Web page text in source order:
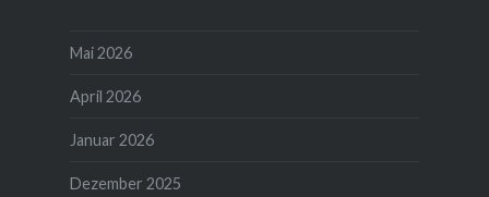
Mai 2026
April 2026
Januar 2026
Dezember 2025